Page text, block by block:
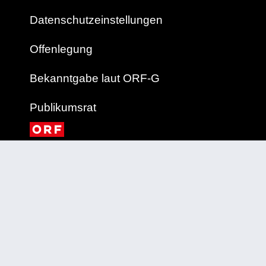
Datenschutzeinstellungen
Offenlegung
Bekanntgabe laut ORF-G
Publikumsrat